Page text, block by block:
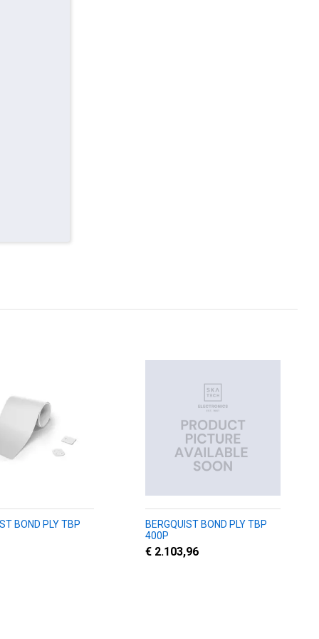
BOND PLY TBP
BERGQUIST BOND PLY TBP
400P
€ 2.103,96